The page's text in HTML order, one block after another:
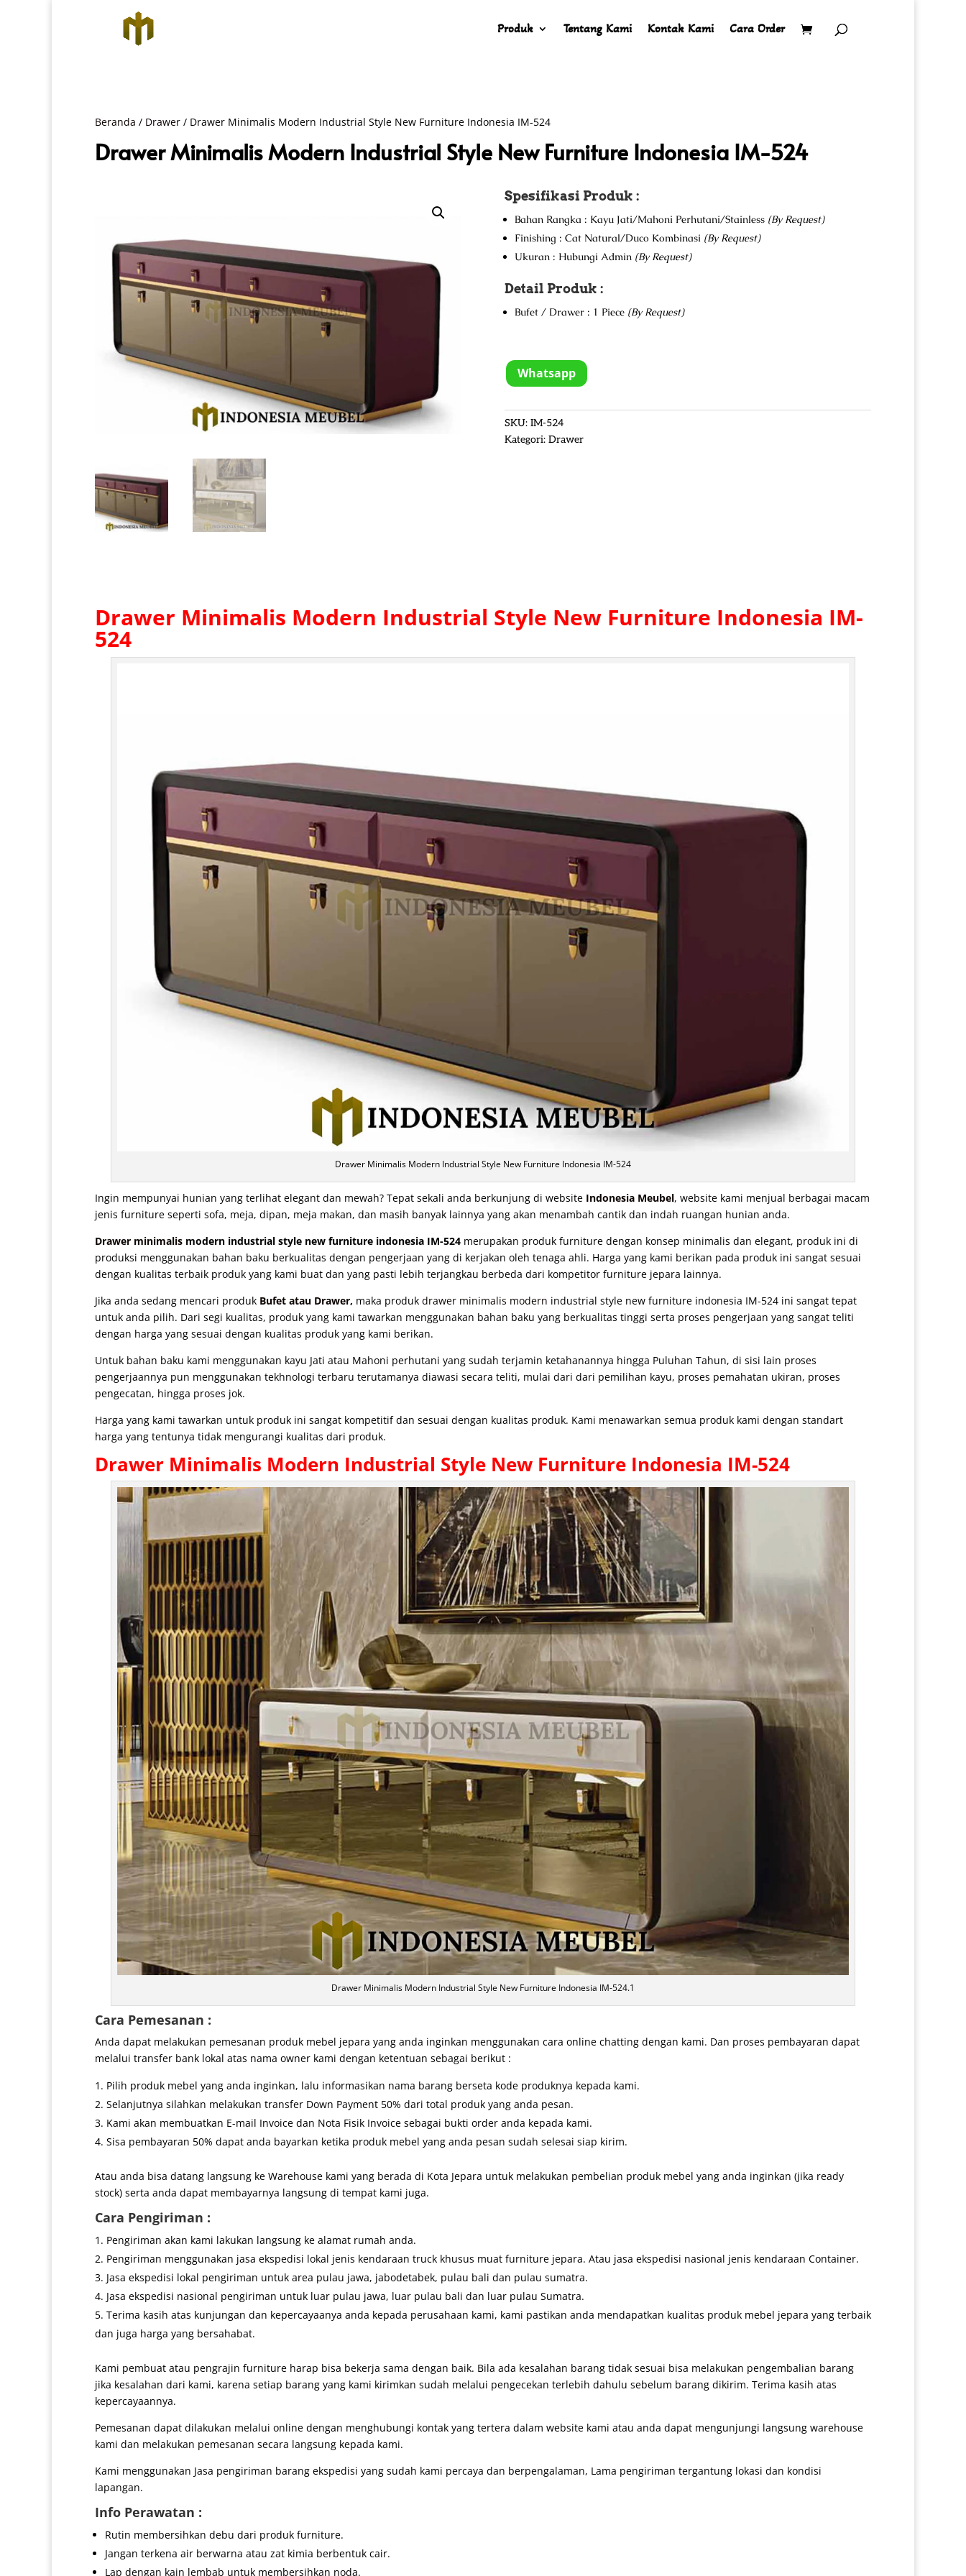
Produk Tentang Kami Kontak Kami Cara Order
Beranda / Drawer / Drawer Minimalis Modern Industrial Style New Furniture Indonesia IM-524
Drawer Minimalis Modern Industrial Style New Furniture Indonesia IM-524
Spesifikasi Produk :
Bahan Rangka : Kayu Jati/Mahoni Perhutani/Stainless (By Request)
Finishing : Cat Natural/Duco Kombinasi (By Request)
Ukuran : Hubungi Admin (By Request)
Detail Produk :
Bufet / Drawer : 1 Piece (By Request)
Whatsapp
SKU: IM-524
Kategori: Drawer
Drawer Minimalis Modern Industrial Style New Furniture Indonesia IM-
524
Drawer Minimalis Modern Industrial Style New Furniture Indonesia IM-524
Ingin mempunyai hunian yang terlihat elegant dan mewah? Tepat sekali anda berkunjung di website Indonesia Meubel, website kami menjual berbagai macam
jenis furniture seperti sofa, meja, dipan, meja makan, dan masih banyak lainnya yang akan menambah cantik dan indah ruangan hunian anda.
Drawer minimalis modern industrial style new furniture indonesia IM-524 merupakan produk furniture dengan konsep minimalis dan elegant, produk ini di
produksi menggunakan bahan baku berkualitas dengan pengerjaan yang di kerjakan oleh tenaga ahli. Harga yang kami berikan pada produk ini sangat sesuai
dengan kualitas terbaik produk yang kami buat dan yang pasti lebih terjangkau berbeda dari kompetitor furniture jepara lainnya.
Jika anda sedang mencari produk Bufet atau Drawer, maka produk drawer minimalis modern industrial style new furniture indonesia IM-524 ini sangat tepat
untuk anda pilih. Dari segi kualitas, produk yang kami tawarkan menggunakan bahan baku yang berkualitas tinggi serta proses pengerjaan yang sangat teliti
dengan harga yang sesuai dengan kualitas produk yang kami berikan.
Untuk bahan baku kami menggunakan kayu Jati atau Mahoni perhutani yang sudah terjamin ketahanannya hingga Puluhan Tahun, di sisi lain proses
pengerjaannya pun menggunakan tekhnologi terbaru terutamanya diawasi secara teliti, mulai dari dari pemilihan kayu, proses pemahatan ukiran, proses
pengecatan, hingga proses jok.
Harga yang kami tawarkan untuk produk ini sangat kompetitif dan sesuai dengan kualitas produk. Kami menawarkan semua produk kami dengan standart
harga yang tentunya tidak mengurangi kualitas dari produk.
Drawer Minimalis Modern Industrial Style New Furniture Indonesia IM-524
Drawer Minimalis Modern Industrial Style New Furniture Indonesia IM-524.1
Cara Pemesanan :
Anda dapat melakukan pemesanan produk mebel jepara yang anda inginkan menggunakan cara online chatting dengan kami. Dan proses pembayaran dapat
melalui transfer bank lokal atas nama owner kami dengan ketentuan sebagai berikut :
Pilih produk mebel yang anda inginkan, lalu informasikan nama barang berseta kode produknya kepada kami.
Selanjutnya silahkan melakukan transfer Down Payment 50% dari total produk yang anda pesan.
Kami akan membuatkan E-mail Invoice dan Nota Fisik Invoice sebagai bukti order anda kepada kami.
Sisa pembayaran 50% dapat anda bayarkan ketika produk mebel yang anda pesan sudah selesai siap kirim.
Atau anda bisa datang langsung ke Warehouse kami yang berada di Kota Jepara untuk melakukan pembelian produk mebel yang anda inginkan (jika ready
stock) serta anda dapat membayarnya langsung di tempat kami juga.
Cara Pengiriman :
Pengiriman akan kami lakukan langsung ke alamat rumah anda.
Pengiriman menggunakan jasa ekspedisi lokal jenis kendaraan truck khusus muat furniture jepara. Atau jasa ekspedisi nasional jenis kendaraan Container.
Jasa ekspedisi lokal pengiriman untuk area pulau jawa, jabodetabek, pulau bali dan pulau sumatra.
Jasa ekspedisi nasional pengiriman untuk luar pulau jawa, luar pulau bali dan luar pulau Sumatra.
Terima kasih atas kunjungan dan kepercayaanya anda kepada perusahaan kami, kami pastikan anda mendapatkan kualitas produk mebel jepara yang terbaik
dan juga harga yang bersahabat.
Kami pembuat atau pengrajin furniture harap bisa bekerja sama dengan baik. Bila ada kesalahan barang tidak sesuai bisa melakukan pengembalian barang
jika kesalahan dari kami, karena setiap barang yang kami kirimkan sudah melalui pengecekan terlebih dahulu sebelum barang dikirim. Terima kasih atas
kepercayaannya.
Pemesanan dapat dilakukan melalui online dengan menghubungi kontak yang tertera dalam website kami atau anda dapat mengunjungi langsung warehouse
kami dan melakukan pemesanan secara langsung kepada kami.
Kami menggunakan Jasa pengiriman barang ekspedisi yang sudah kami percaya dan berpengalaman, Lama pengiriman tergantung lokasi dan kondisi
lapangan.
Info Perawatan :
Rutin membersihkan debu dari produk furniture.
Jangan terkena air berwarna atau zat kimia berbentuk cair.
Lap dengan kain lembab untuk membersihkan noda.